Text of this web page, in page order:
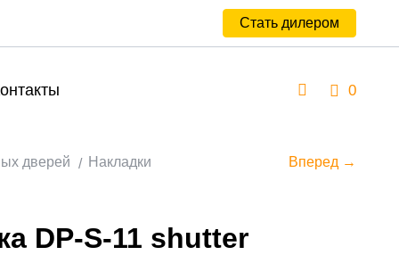
Стать дилером
0
дверей Накладки Вперед →
DP-S-11 shutter